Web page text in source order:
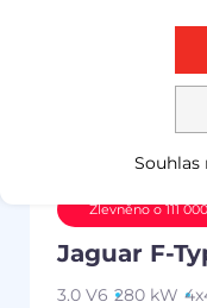
Zlevněno o 111
Jaguar F-
3.0 V6 280 kW